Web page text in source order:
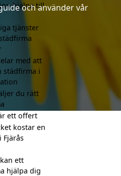
och använder vår
hjälpa till
tjänster
med att
städfirma i
du rätt
ett offert
kostar en
Fjärås
ett
hjälpa dig